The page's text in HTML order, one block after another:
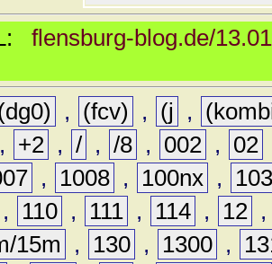
flensburg-blog.de/
, (fcv) , (j ,
, +2 , / , /8 , 002 , 02
, 1008 , 100nx ,
, 110 , 111 , 114 , 12
15m , 130 , 1300 ,